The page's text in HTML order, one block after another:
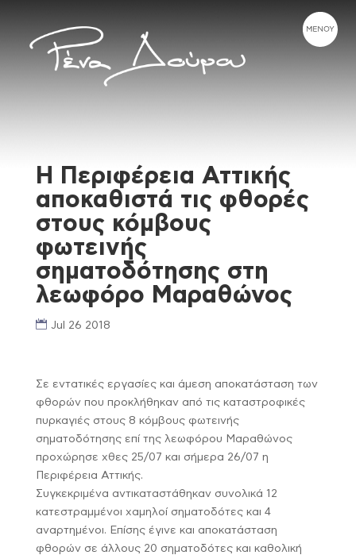
Η Περιφέρεια Αττικής
αποκαθιστά τις φθορές
στους κόμβους
φωτεινής
σηματοδότησης στη
λεωφόρο Μαραθώνος
Jul 26 2018
Σε εντατικές εργασίες και άμεση αποκατάσταση των
φθορών που προκλήθηκαν από τις καταστροφικές
πυρκαγιές στους 8 κόμβους φωτεινής
σηματοδότησης επί της λεωφόρου Μαραθώνος
προχώρησε χθες 25/07 και σήμερα 26/07 η
Περιφέρεια Αττικής.
Συγκεκριμένα αντικαταστάθηκαν συνολικά 12
κατεστραμμένοι χαμηλοί σηματοδότες και 4
αναρτημένοι. Επίσης έγινε και αποκατάσταση
φθορών σε άλλους 20 σηματοδότες και καθολική